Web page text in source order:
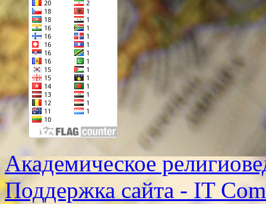
Академическое
Поддержка сайта - IT